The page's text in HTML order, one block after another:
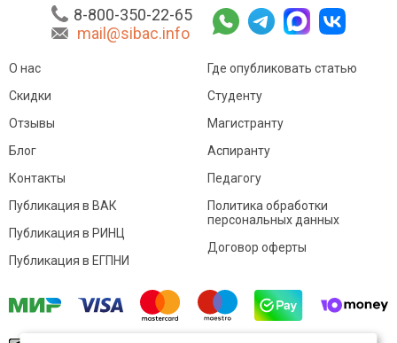
8-800-350-22-65
mail@sibac.info
О нас
Скидки
Отзывы
Блог
Контакты
Где опубликовать статью
Студенту
Магистранту
Аспиранту
Педагогу
Публикация в ВАК
Публикация в РИНЦ
Публикация в ЕГПНИ
Политика обработки
персональных данных
Договор оферты